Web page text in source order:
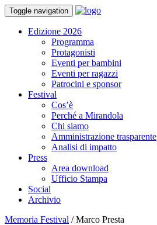
Toggle navigation
Edizione 2026
Programma
Protagonisti
Eventi per bambini
Eventi per ragazzi
Patrocini e sponsor
Festival
Cos’è
Perché a Mirandola
Chi siamo
Amministrazione trasparente
Analisi di impatto
Press
Area download
Ufficio Stampa
Social
Archivio
Memoria Festival /Marco Presta